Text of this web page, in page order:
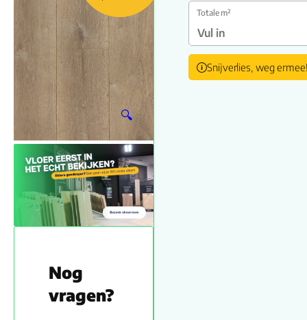
🔍
Nog
vragen?
Totale m²
Snijverlies, weg